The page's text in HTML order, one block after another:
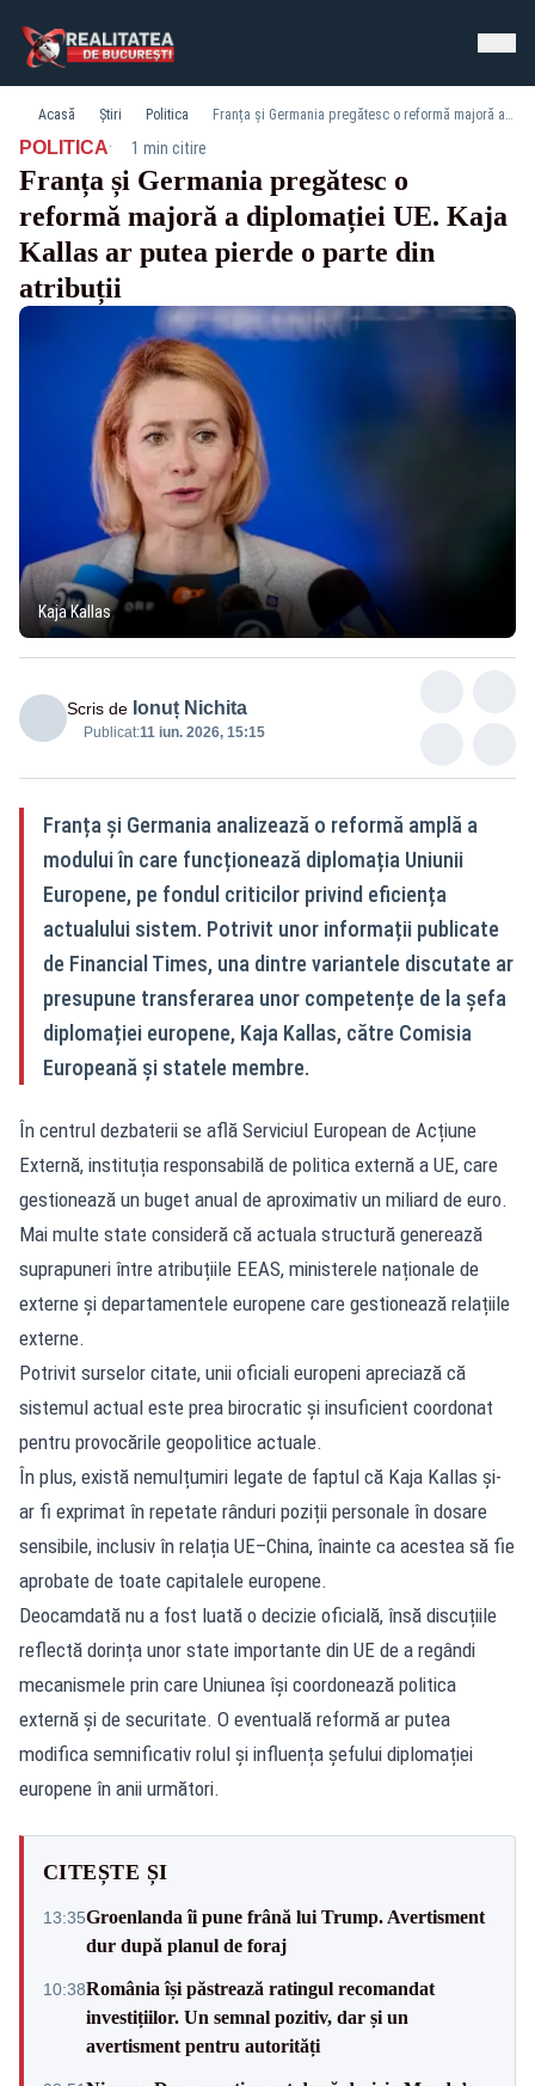
Acasă Știri Politica Franța și Germania pregătesc o reformă majoră a diplomației UE. Kaja Kallas ar putea pierde o parte din atribuții
POLITICA· 1 min citire
Franța și Germania pregătesc o
reformă majoră a diplomației UE. Kaja
Kallas ar putea pierde o parte din
atribuții
Kaja Kallas
Scris de Ionuț Nichita
Publicat:11 iun. 2026, 15:15
Franța și Germania analizează o reformă amplă a
modului în care funcționează diplomația Uniunii
Europene, pe fondul criticilor privind eficiența
actualului sistem. Potrivit unor informații publicate
de Financial Times, una dintre variantele discutate ar
presupune transferarea unor competențe de la șefa
diplomației europene, Kaja Kallas, către Comisia
Europeană și statele membre.
În centrul dezbaterii se află Serviciul European de Acțiune
Externă, instituția responsabilă de politica externă a UE, care
gestionează un buget anual de aproximativ un miliard de euro.
Mai multe state consideră că actuala structură generează
suprapuneri între atribuțiile EEAS, ministerele naționale de
externe și departamentele europene care gestionează relațiile
externe.
Potrivit surselor citate, unii oficiali europeni apreciază că
sistemul actual este prea birocratic și insuficient coordonat
pentru provocările geopolitice actuale.
În plus, există nemulțumiri legate de faptul că Kaja Kallas și-
ar fi exprimat în repetate rânduri poziții personale în dosare
sensibile, inclusiv în relația UE–China, înainte ca acestea să fie
aprobate de toate capitalele europene.
Deocamdată nu a fost luată o decizie oficială, însă discuțiile
reflectă dorința unor state importante din UE de a regândi
mecanismele prin care Uniunea își coordonează politica
externă și de securitate. O eventuală reformă ar putea
modifica semnificativ rolul și influența șefului diplomației
europene în anii următori.
CITEȘTE ȘI
13:35Groenlanda îi pune frână lui Trump. Avertisment
dur după planul de foraj
10:38România își păstrează ratingul recomandat
investițiilor. Un semnal pozitiv, dar și un
avertisment pentru autorități